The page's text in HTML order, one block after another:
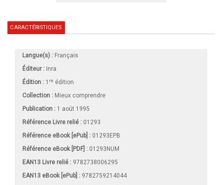
CARACTÉRISTIQUES
Langue(s) : Français
Éditeur : Inra
Édition : 1 re édition
Collection : Mieux comprendre
Publication : 1 août 1995
Référence Livre relié : 01293
Référence eBook [ePub] : 01293EPB
Référence eBook [PDF] : 01293NUM
EAN13 Livre relié : 9782738006295
EAN13 eBook [ePub] : 9782759214044